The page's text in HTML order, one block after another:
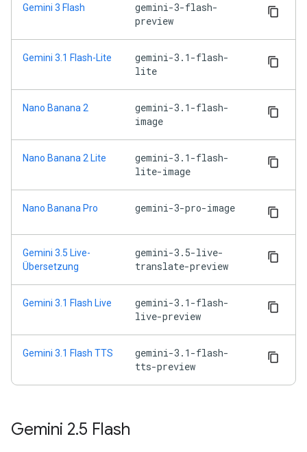
Gemini 3 Flash
gemini-3-flash-
preview
Gemini 3.1 Flash-Lite
gemini-3.1-flash-
lite
Nano Banana 2
gemini-3.1-flash-
image
Nano Banana 2 Lite
gemini-3.1-flash-
lite-image
Nano Banana Pro gemini-3-pro-image
Gemini 3.5 Live-
Übersetzung
gemini-3.5-live-
translate-preview
Gemini 3.1 Flash Live
gemini-3.1-flash-
live-preview
Gemini 3.1 Flash TTS
gemini-3.1-flash-
tts-preview
Gemini 2.5 Flash